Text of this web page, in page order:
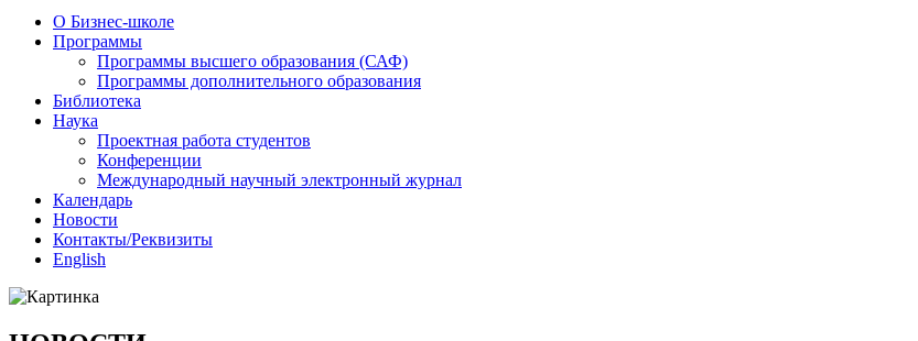
О Бизнес-школе
Программы
Программы высшего образования (САФ)
Программы дополнительного образования
Библиотека
Наука
Проектная работа студентов
Конференции
Международный научный электронный журнал
Календарь
Новости
Контакты/Реквизиты
English